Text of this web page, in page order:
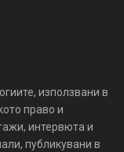
използвани в
право и
интервюта и
публикувани в